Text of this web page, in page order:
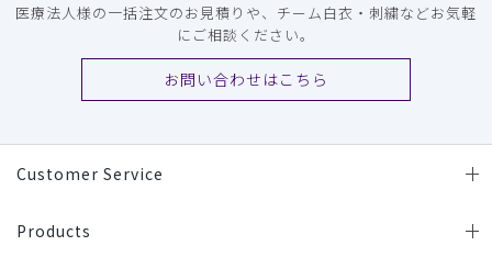
医療法人様の一括注文のお見積りや、チーム白衣・刺繍などお気軽
にご相談ください。
お問い合わせはこちら
Customer Service
Products